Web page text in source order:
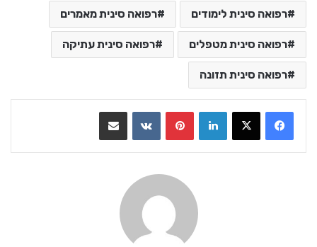
רפואה סינית לימודים רפואה סינית מאמרים
רפואה סינית מטפלים רפואה סינית עתיקה
רפואה סינית תזונה
LinkedIn
VKontakte